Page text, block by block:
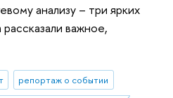
анализу – три ярких
важное,
репортаж о событии